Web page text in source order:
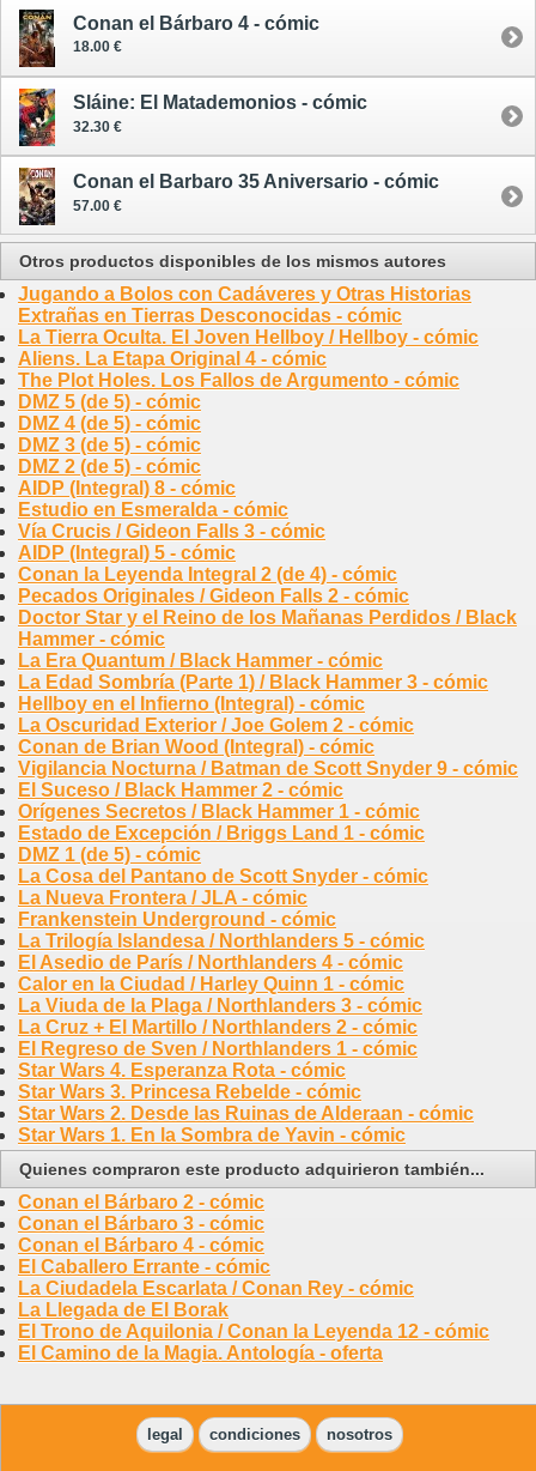
Conan el Bárbaro 4 - cómic
18.00 €
Sláine: El Matademonios - cómic
32.30 €
Conan el Barbaro 35 Aniversario - cómic
57.00 €
Otros productos disponibles de los mismos autores
Jugando a Bolos con Cadáveres y Otras Historias
Extrañas en Tierras Desconocidas - cómic
La Tierra Oculta. El Joven Hellboy / Hellboy - cómic
Aliens. La Etapa Original 4 - cómic
The Plot Holes. Los Fallos de Argumento - cómic
DMZ 5 (de 5) - cómic
DMZ 4 (de 5) - cómic
DMZ 3 (de 5) - cómic
DMZ 2 (de 5) - cómic
AIDP (Integral) 8 - cómic
Estudio en Esmeralda - cómic
Vía Crucis / Gideon Falls 3 - cómic
AIDP (Integral) 5 - cómic
Conan la Leyenda Integral 2 (de 4) - cómic
Pecados Originales / Gideon Falls 2 - cómic
Doctor Star y el Reino de los Mañanas Perdidos / Black
Hammer - cómic
La Era Quantum / Black Hammer - cómic
La Edad Sombría (Parte 1) / Black Hammer 3 - cómic
Hellboy en el Infierno (Integral) - cómic
La Oscuridad Exterior / Joe Golem 2 - cómic
Conan de Brian Wood (Integral) - cómic
Vigilancia Nocturna / Batman de Scott Snyder 9 - cómic
El Suceso / Black Hammer 2 - cómic
Orígenes Secretos / Black Hammer 1 - cómic
Estado de Excepción / Briggs Land 1 - cómic
DMZ 1 (de 5) - cómic
La Cosa del Pantano de Scott Snyder - cómic
La Nueva Frontera / JLA - cómic
Frankenstein Underground - cómic
La Trilogía Islandesa / Northlanders 5 - cómic
El Asedio de París / Northlanders 4 - cómic
Calor en la Ciudad / Harley Quinn 1 - cómic
La Viuda de la Plaga / Northlanders 3 - cómic
La Cruz + El Martillo / Northlanders 2 - cómic
El Regreso de Sven / Northlanders 1 - cómic
Star Wars 4. Esperanza Rota - cómic
Star Wars 3. Princesa Rebelde - cómic
Star Wars 2. Desde las Ruinas de Alderaan - cómic
Star Wars 1. En la Sombra de Yavin - cómic
Quienes compraron este producto adquirieron también...
Conan el Bárbaro 2 - cómic
Conan el Bárbaro 3 - cómic
Conan el Bárbaro 4 - cómic
El Caballero Errante - cómic
La Ciudadela Escarlata / Conan Rey - cómic
La Llegada de El Borak
El Trono de Aquilonia / Conan la Leyenda 12 - cómic
El Camino de la Magia. Antología - oferta
legal condiciones nosotros